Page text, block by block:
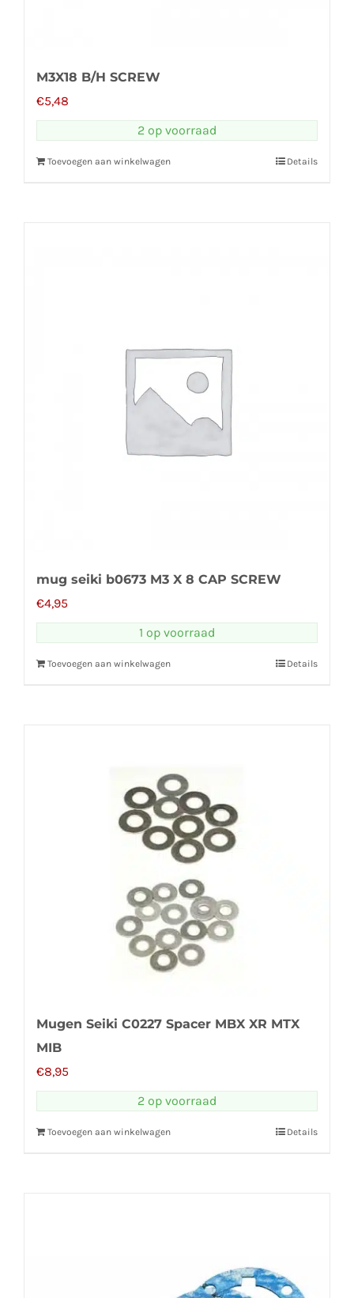
M3X18 B/H SCREW
€5,48
2 op voorraad
Toevoegen aan winkelwagen Details
mug seiki b0673 M3 X 8 CAP SCREW
€4,95
1 op voorraad
Toevoegen aan winkelwagen Details
Mugen Seiki C0227 Spacer MBX XR MTX
MIB
€8,95
2 op voorraad
Toevoegen aan winkelwagen Details